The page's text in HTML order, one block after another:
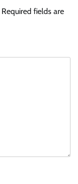
Required fields are